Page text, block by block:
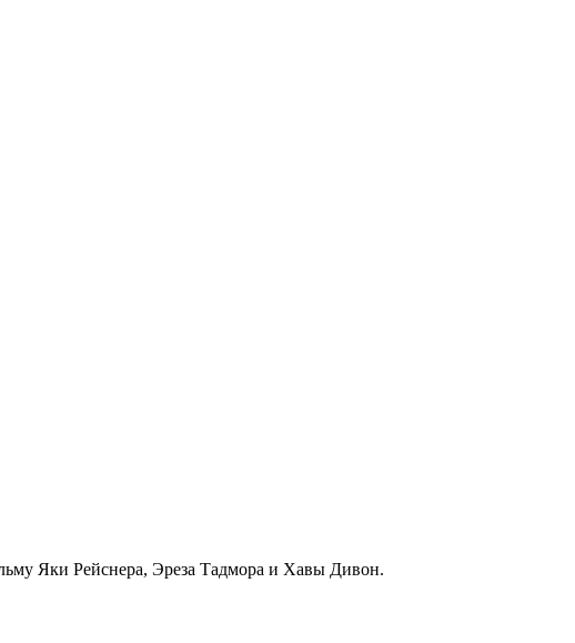
Яки Рейснера, Эреза Тадмора и Хавы Дивон.